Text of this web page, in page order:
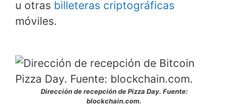
u otras billeteras criptográficas
móviles.
Dirección de recepción de Pizza Day. Fuente:
blockchain.com.